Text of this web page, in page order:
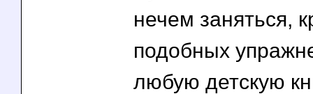
нечем заняться,
подобных
любую детскую